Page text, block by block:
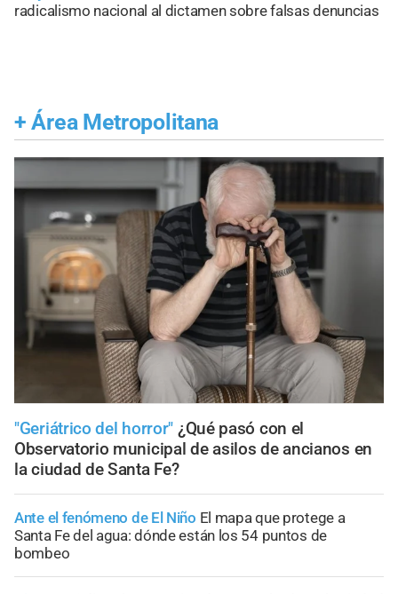
radicalismo nacional al dictamen sobre falsas denuncias
+ Área Metropolitana
"Geriátrico del horror" ¿Qué pasó con el
Observatorio municipal de asilos de ancianos en
la ciudad de Santa Fe?
Ante el fenómeno de El Niño El mapa que protege a
Santa Fe del agua: dónde están los 54 puntos de
bombeo